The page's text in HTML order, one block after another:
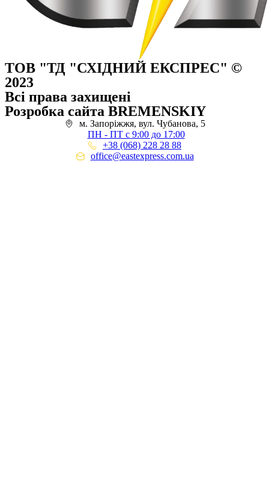
ТОВ "ТД "СХІДНИЙ ЕКСПРЕС" ©
2023
Всі права захищені
Розробка сайта BREMENSKIY
м. Запоріжжя, вул. Чубанова, 5
ПН - ПТ с 9:00 до 17:00
+38 (068) 228 28 88
office@eastexpress.com.ua